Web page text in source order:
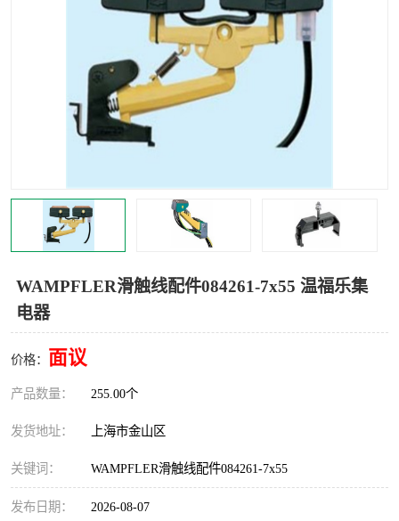
WAMPFLER滑触线配件084261-7x55 温福乐集
电器
价格： 面议
产品数量： 255.00个
发货地址： 上海市金山区
关键词： WAMPFLER滑触线配件084261-7x55
发布日期： 2026-08-07
BISON GEAR DAYTON
carlson制动器
MACH III离合器 CLEVELAND
Magnetic制动器 STEARNS制动器
WICHITA Cleveland 张力控制器
MYCOM步进电机
Warner Linear